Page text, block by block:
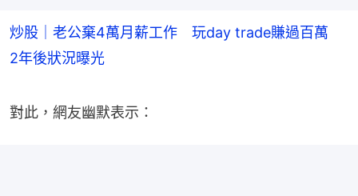
炒股｜老公棄4萬月薪工作 玩day trade賺過百萬
2年後狀況曝光
對此，網友幽默表示：